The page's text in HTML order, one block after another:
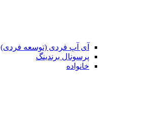
آی آپ فردی (توسعه فردی)
پرسونال برندینگ
خانواده